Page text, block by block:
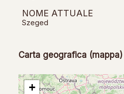
NOME ATTUALE
Szeged
Carta geografica (mappa)
+